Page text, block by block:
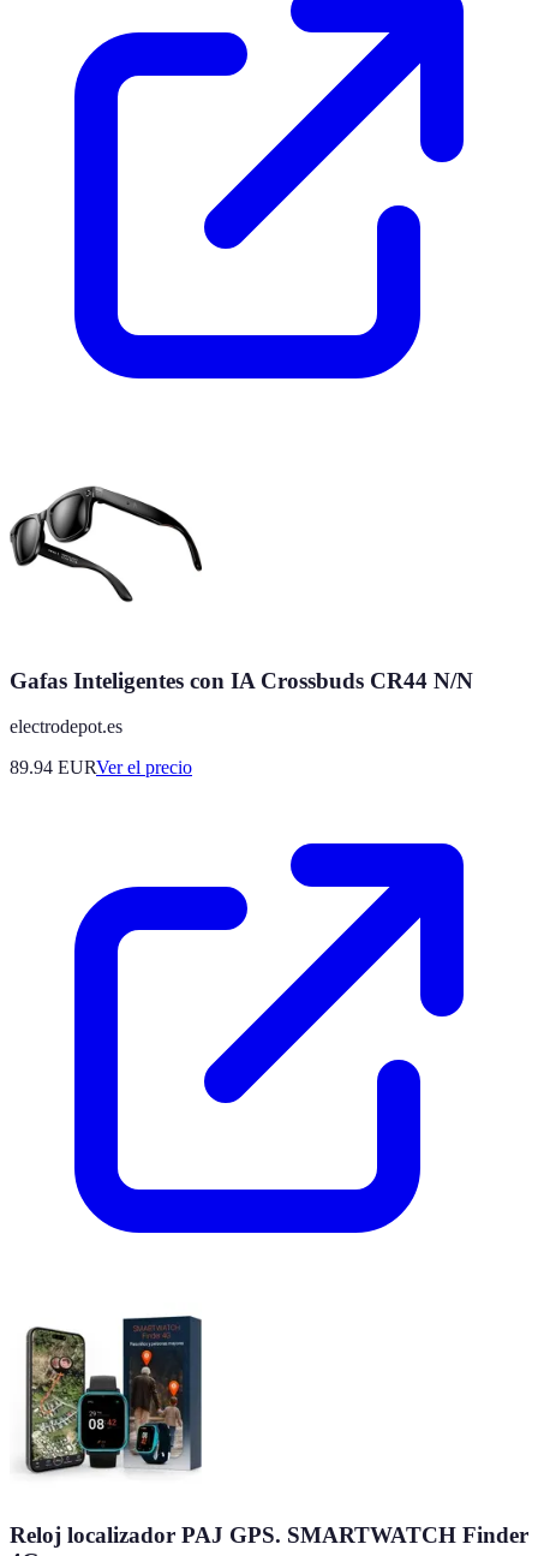
Gafas Inteligentes con IA Crossbuds CR44 N/N
electrodepot.es
89.94 EURVer el precio
Reloj localizador PAJ GPS. SMARTWATCH Finder